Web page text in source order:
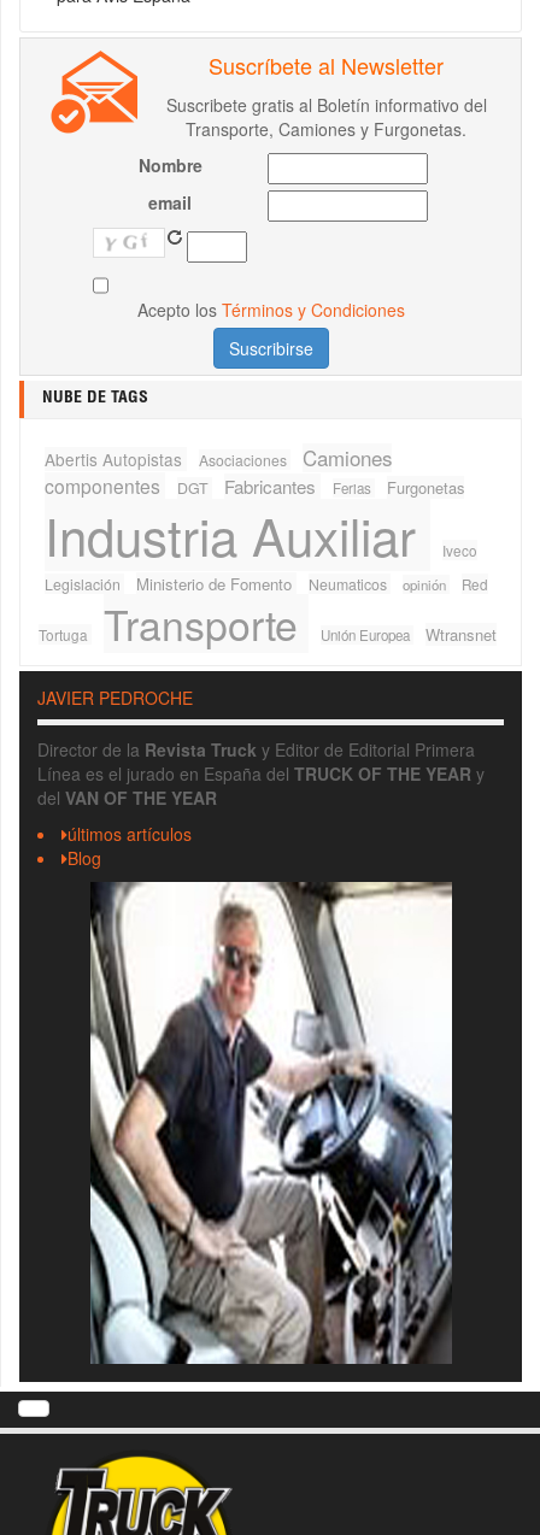
Suscríbete al Newsletter
Suscribete gratis al Boletín informativo del
Transporte, Camiones y Furgonetas.
Nombre
email
Acepto los Términos y Condiciones
NUBE DE TAGS
Abertis Autopistas Asociaciones Camiones
componentes DGT Fabricantes Ferias Furgonetas
Industria Auxiliar
Iveco
Legislación
Ministerio de Fomento Neumaticos opinión Red
Tortuga Transporte Unión Europea Wtransnet
JAVIER PEDROCHE
Director de la Revista Truck y Editor de Editorial Primera
Línea es el jurado en España del TRUCK OF THE YEAR y
del VAN OF THE YEAR
últimos artículos
Blog